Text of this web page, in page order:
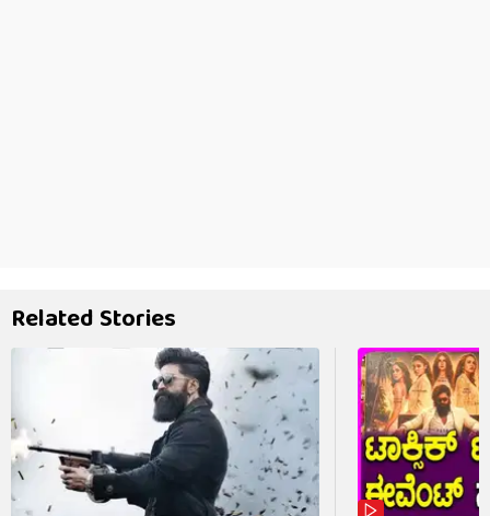
Related Stories